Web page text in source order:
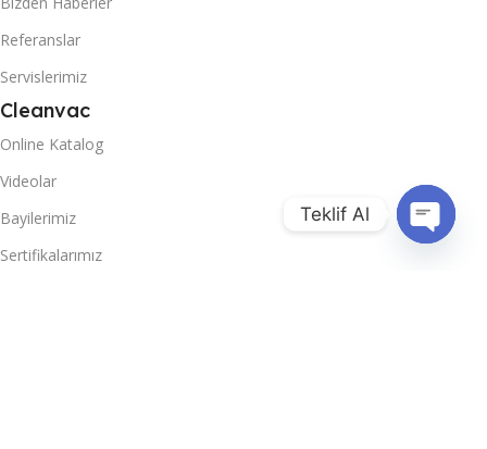
Referanslar
Servislerimiz
Cleanvac
Online Katalog
Videolar
Bayilerimiz
Sertifikalarımız
Teklif Al